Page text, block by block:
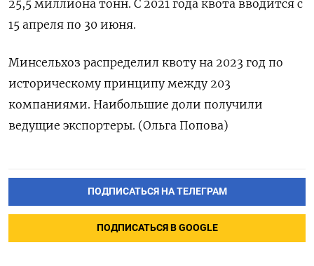
25,5 миллиона тонн. С 2021 года квота вводится с
15 апреля по 30 июня.
Минсельхоз распределил квоту на 2023 год по
историческому принципу между 203
компаниями. Наибольшие доли получили
ведущие экспортеры. (Ольга Попова)
ПОДПИСАТЬСЯ НА ТЕЛЕГРАМ
ПОДПИСАТЬСЯ В GOOGLE